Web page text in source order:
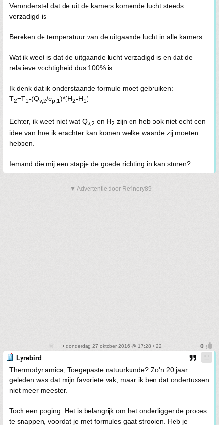
Veronderstel dat de uit de kamers komende lucht steeds
verzadigd is
Bereken de temperatuur van de uitgaande lucht in alle kamers.
Wat ik weet is dat de uitgaande lucht verzadigd is en dat de
relatieve vochtigheid dus 100% is.
Ik denk dat ik onderstaande formule moet gebruiken:
T2=T1 -(Qv,2/cp,1 )*(H2-H1 )
Echter, ik weet niet wat Qv,2 en H2 zijn en heb ook niet echt een
idee van hoe ik erachter kan komen welke waarde zij moeten
hebben.
Iemand die mij een stapje de goede richting in kan sturen?
▼ Advertentie door Refinery89
• donderdag 27 oktober 2016 @ 17:28 • 22
Lyrebird
Thermodynamica, Toegepaste natuurkunde? Zo'n 20 jaar
geleden was dat mijn favoriete vak, maar ik ben dat ondertussen
niet meer meester.
Toch een poging. Het is belangrijk om het onderliggende proces
te snappen, voordat je met formules gaat strooien. Heb je